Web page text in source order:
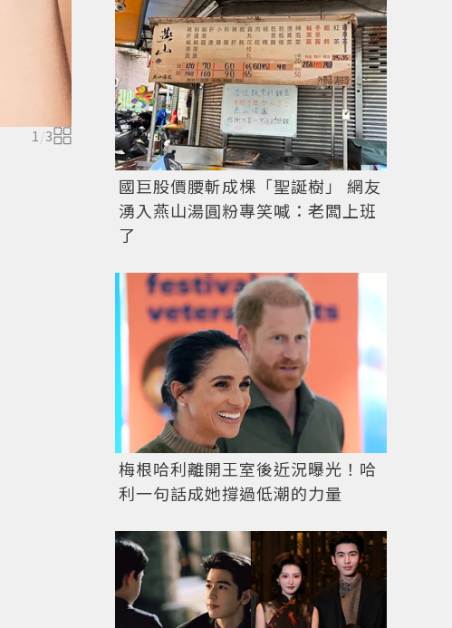
1 /3
獨家創新科技的彈性管身設計。圖／迪奧提供
國巨股價腰斬成棵「聖誕樹」 網友
湧入燕山湯圓粉專笑喊：老闆上班
了
梅根哈利離開王室後近況曝光！哈
利一句話成她撐過低潮的力量